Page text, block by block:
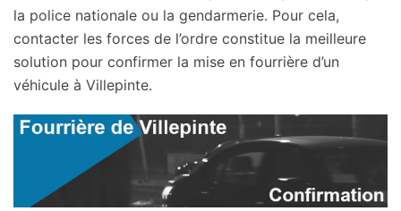
la police nationale ou la gendarmerie. Pour cela,
contacter les forces de l’ordre constitue la meilleure
solution pour confirmer la mise en fourrière d’un
véhicule à Villepinte.